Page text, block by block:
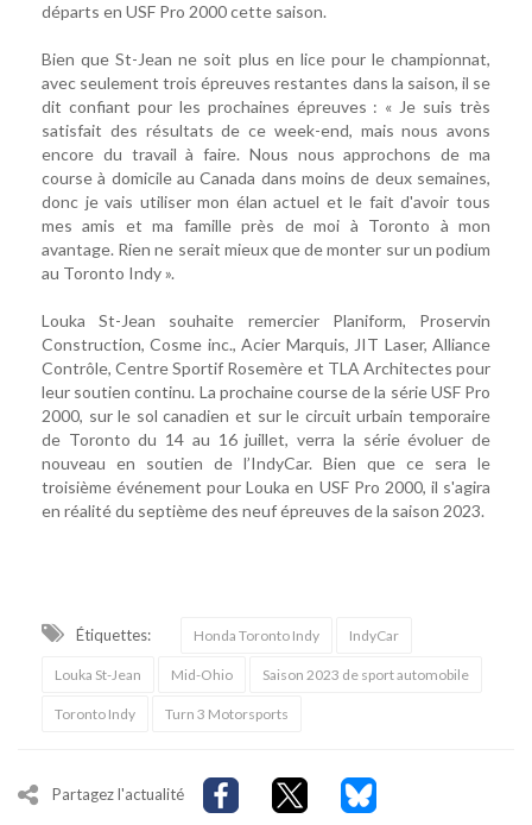
départs en USF Pro 2000 cette saison.
Bien que St-Jean ne soit plus en lice pour le championnat,
avec seulement trois épreuves restantes dans la saison, il se
dit confiant pour les prochaines épreuves : « Je suis très
satisfait des résultats de ce week-end, mais nous avons
encore du travail à faire. Nous nous approchons de ma
course à domicile au Canada dans moins de deux semaines,
donc je vais utiliser mon élan actuel et le fait d'avoir tous
mes amis et ma famille près de moi à Toronto à mon
avantage. Rien ne serait mieux que de monter sur un podium
au Toronto Indy ».
Louka St-Jean souhaite remercier Planiform, Proservin
Construction, Cosme inc., Acier Marquis, JIT Laser, Alliance
Contrôle, Centre Sportif Rosemère et TLA Architectes pour
leur soutien continu. La prochaine course de la série USF Pro
2000, sur le sol canadien et sur le circuit urbain temporaire
de Toronto du 14 au 16 juillet, verra la série évoluer de
nouveau en soutien de l’IndyCar. Bien que ce sera le
troisième événement pour Louka en USF Pro 2000, il s'agira
en réalité du septième des neuf épreuves de la saison 2023.
Étiquettes: Honda Toronto Indy IndyCar
Louka St-Jean Mid-Ohio Saison 2023 de sport automobile
Toronto Indy Turn 3 Motorsports
Partagez l'actualité